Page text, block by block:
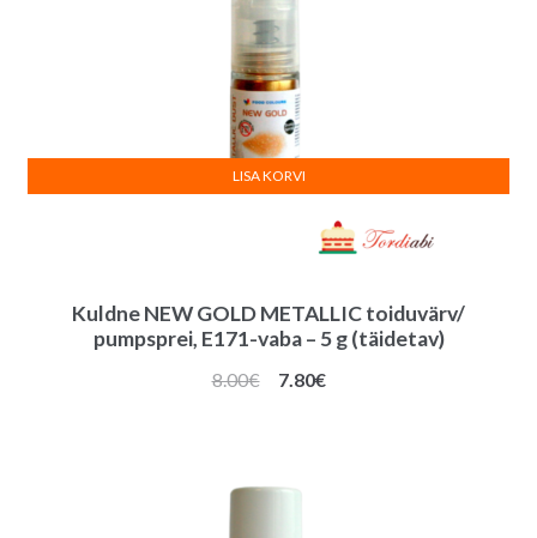
Kuldne NEW GOLD METALLIC toiduvärv/
pumpsprei, E171-vaba – 5 g (täidetav)
8.00€
Algne
7.80€Praegune
LISA KORVI